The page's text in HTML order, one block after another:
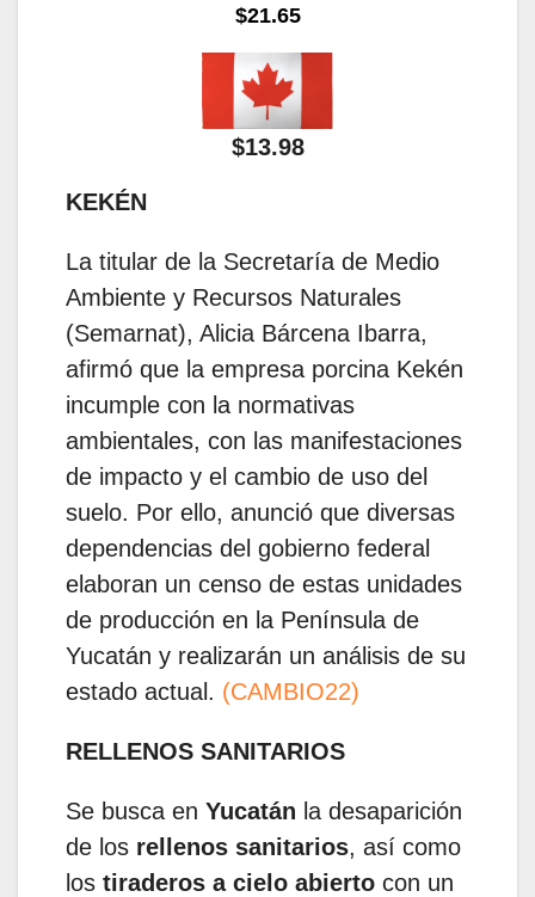
$21.65
$13.98
KEKÉN
La titular de la Secretaría de Medio
Ambiente y Recursos Naturales
(Semarnat), Alicia Bárcena Ibarra,
afirmó que la empresa porcina Kekén
incumple con la normativas
ambientales, con las manifestaciones
de impacto y el cambio de uso del
suelo. Por ello, anunció que diversas
dependencias del gobierno federal
elaboran un censo de estas unidades
de producción en la Península de
Yucatán y realizarán un análisis de su
estado actual. (CAMBIO22)
RELLENOS SANITARIOS
Se busca en Yucatán la desaparición
de los rellenos sanitarios, así como
los tiraderos a cielo abierto con un